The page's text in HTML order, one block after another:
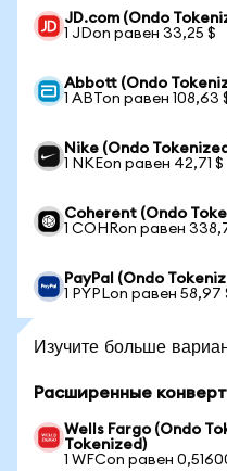
JD.com (Ondo
1 JDon равен 33,25 $
Abbott (Ondo
1 ABTon равен 108,63
Nike (Ondo
1 NKEon равен 42,71 $
Coherent (Ondo
1 COHRon равен
PayPal (Ondo
1 PYPLon равен 58,97
Изучите больше
Расширенные
Wells Fargo (Ondo
Tokenized)
1 WFCon равен